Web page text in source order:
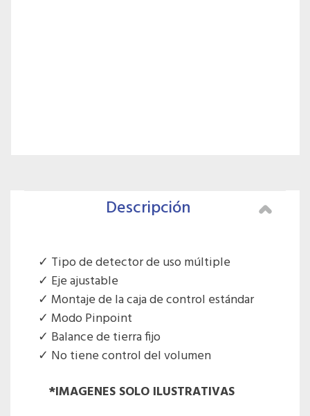
Descripción
Tipo de detector de uso múltiple
Eje ajustable
Montaje de la caja de control estándar
Modo Pinpoint
Balance de tierra fijo
No tiene control del volumen
*IMAGENES SOLO ILUSTRATIVAS